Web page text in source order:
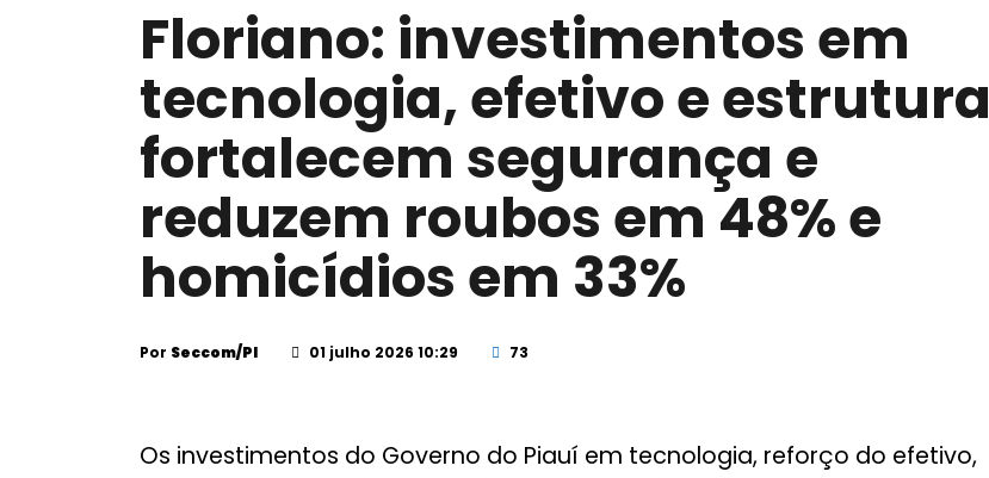
Floriano: investimentos em
tecnologia, efetivo e estrutura
fortalecem segurança e
reduzem roubos em 48% e
homicídios em 33%
Por Seccom/PI 01 julho 2026 10:29 73
Os investimentos do Governo do Piauí em tecnologia, reforço do efetivo,